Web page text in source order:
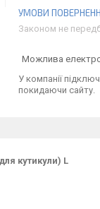
Законом не
У компанії
покидаючи сайту.
кутикули) L